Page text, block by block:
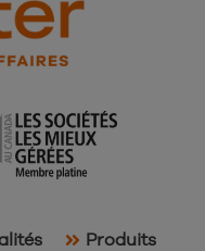
Produits